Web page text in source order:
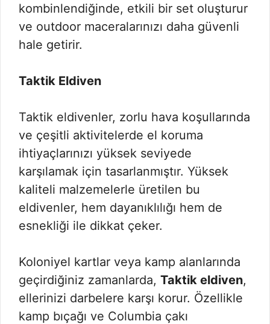
kombinlendiğinde, etkili bir set oluşturur
ve outdoor maceralarınızı daha güvenli
hale getirir.
Taktik Eldiven
Taktik eldivenler, zorlu hava koşullarında
ve çeşitli aktivitelerde el koruma
ihtiyaçlarınızı yüksek seviyede
karşılamak için tasarlanmıştır. Yüksek
kaliteli malzemelerle üretilen bu
eldivenler, hem dayanıklılığı hem de
esnekliği ile dikkat çeker.
Koloniyel kartlar veya kamp alanlarında
geçirdiğiniz zamanlarda, Taktik eldiven,
ellerinizi darbelere karşı korur. Özellikle
kamp bıçağı ve Columbia çakı